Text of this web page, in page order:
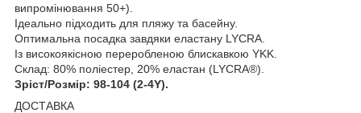
випромінювання 50+).
Ідеально підходить для пляжу та басейну.
Оптимальна посадка завдяки еластану LYCRA.
Із високоякісною переробленою блискавкою YKK.
Склад: 80% поліестер, 20% еластан (LYCRA®).
Зріст/Розмір: 98-104 (2-4Y).
ДОСТАВКА